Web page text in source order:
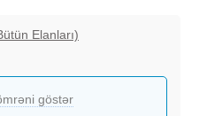
Var.Buyurub Zeng Edın .
Elanları)
göstər